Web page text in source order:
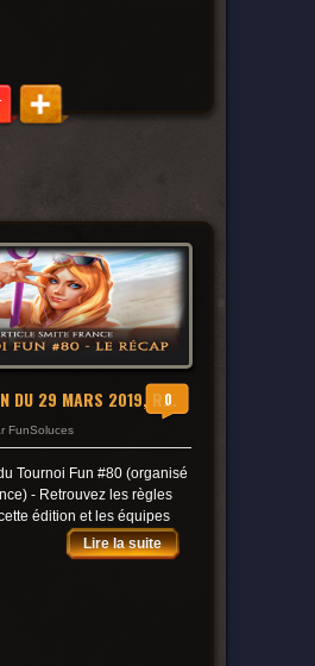
0
DU 29 MARS 2019, R...
FunSoluces
Tournoi Fun #80 (organisé
- Retrouvez les règles
édition et les équipes
Lire la suite